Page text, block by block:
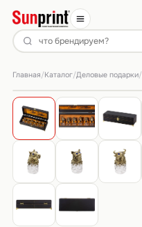
Главная/Каталог/Деловые подарки/